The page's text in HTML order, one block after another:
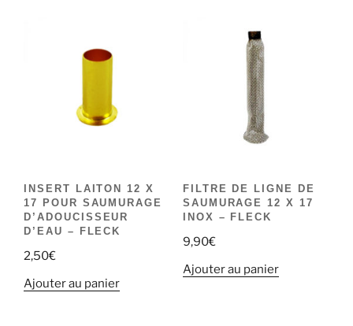
INSERT LAITON 12 X
17 POUR SAUMURAGE
D’ADOUCISSEUR
D’EAU – FLECK
2,50€
Ajouter au panier
FILTRE DE LIGNE DE
SAUMURAGE 12 X 17
INOX – FLECK
9,90€
Ajouter au panier